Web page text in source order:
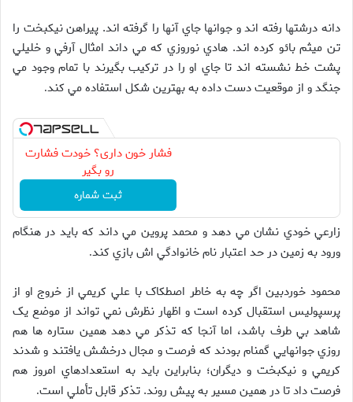
دانه درشتها رفته اند و جوانها جاي آنها را گرفته اند. پيراهن نيکبخت را
تن ميثم بائو کرده اند. هادي نوروزي که مي داند امثال آرفي و خليلي
پشت خط نشسته اند تا جاي او را در ترکيب بگيرند با تمام وجود مي
جنگد و از موقعيت دست داده به بهترين شکل استفاده مي کند.
فشار خون داری؟ خودت فشارت
رو بگیر
ثبت شماره
زارعي خودي نشان مي دهد و محمد پروين مي داند که بايد در هنگام
ورود به زمين در حد اعتبار نام خانوادگي اش بازي کند.
محمود خوردبين اگر چه به خاطر اصطکاک با علي کريمي از خروج او از
پرسپوليس استقبال کرده است و اظهار نظرش نمي تواند از موضع يک
شاهد بي طرف باشد، اما آنجا که تذکر مي دهد همين ستاره ها هم
روزي جوانهايي گمنام بودند که فرصت و مجال درخشش يافتند و شدند
کريمي و نيکبخت و ديگران؛ بنابراين بايد به استعدادهاي امروز هم
فرصت داد تا در همين مسير به پيش روند. تذکر قابل تأملي است.